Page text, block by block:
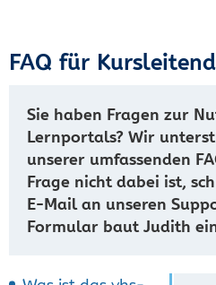
FAQ für
Sie haben Fragen zur
Lernportals? Wir
unserer umfassenden
Frage nicht dabei ist,
E-Mail an unseren
Formular baut Judith